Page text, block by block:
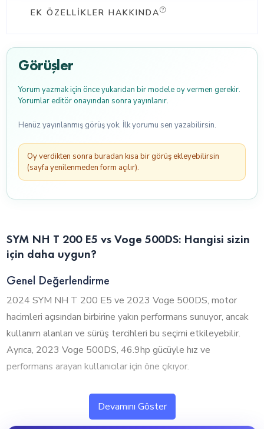
EK ÖZELLIKLER HAKKINDA
Görüşler
Yorum yazmak için önce yukarıdan bir modele oy vermen gerekir.
Yorumlar editör onayından sonra yayınlanır.
Henüz yayınlanmış görüş yok. İlk yorumu sen yazabilirsin.
Oy verdikten sonra buradan kısa bir görüş ekleyebilirsin
(sayfa yenilenmeden form açılır).
SYM NH T 200 E5 vs Voge 500DS: Hangisi sizin
için daha uygun?
Genel Değerlendirme
2024 SYM NH T 200 E5 ve 2023 Voge 500DS, motor
hacimleri açısından birbirine yakın performans sunuyor, ancak
kullanım alanları ve sürüş tercihleri bu seçimi etkileyebilir.
Ayrıca, 2023 Voge 500DS, 46.9hp gücüyle hız ve
performans arayan kullanıcılar için öne çıkıyor.
1. Silindir Hacmi ve Performans
2024 SYM NH T 200 E5 ve 2023 Voge 500DS, motor
Devamını Göster